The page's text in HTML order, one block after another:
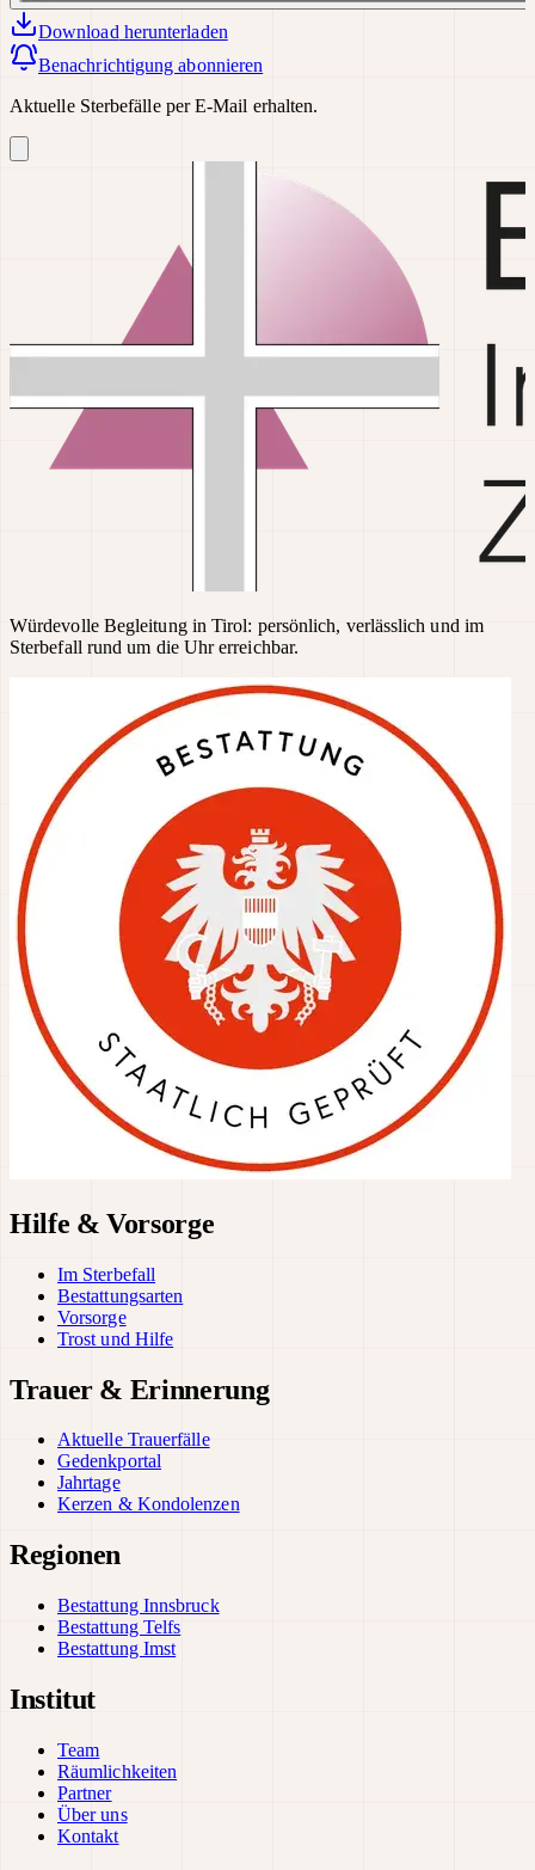
Download herunterladen
Benachrichtigung abonnieren
Aktuelle Sterbefälle per E-Mail erhalten.
Würdevolle Begleitung in Tirol: persönlich, verlässlich und im
Sterbefall rund um die Uhr erreichbar.
Hilfe & Vorsorge
Im Sterbefall
Bestattungsarten
Vorsorge
Trost und Hilfe
Trauer & Erinnerung
Aktuelle Trauerfälle
Gedenkportal
Jahrtage
Kerzen & Kondolenzen
Regionen
Bestattung Innsbruck
Bestattung Telfs
Bestattung Imst
Institut
Team
Räumlichkeiten
Partner
Über uns
Kontakt